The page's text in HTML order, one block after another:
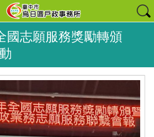
國志願服務獎勵轉頒